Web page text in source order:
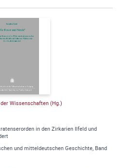
Wissenschaften (Hg.)
in den Zirkarien Ilfeld und
und mitteldeutschen Geschichte, Band